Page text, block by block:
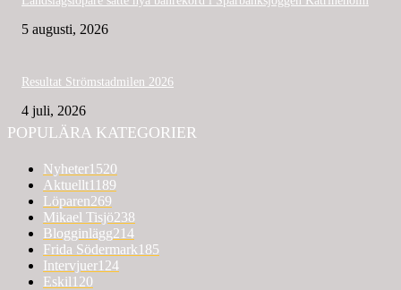
5 augusti, 2026
Resultat Strömstadmilen 2026
4 juli, 2026
POPULÄRA KATEGORIER
Nyheter1520
Aktuellt1189
Löparen269
Mikael Tisjö238
Blogginlägg214
Frida Södermark185
Intervjuer124
Eskil120